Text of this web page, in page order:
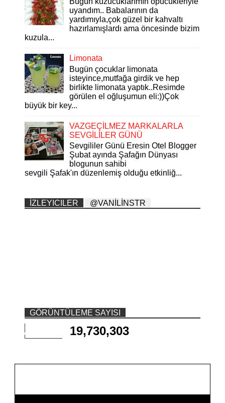
uyandım.. Babalarının da
yardımıyla,çok güzel bir kahvaltı
hazırlamışlardı ama öncesinde bizim
kuzula...
Limonata
Bugün çocuklar limonata
isteyince,mutfağa girdik ve hep
birlikte limonata yaptık..Resimde
görülen el oğluşumun eli:))Çok
büyük bir key...
VAZGEÇİLMEZ MARKALARLA
SEVGİLİLER GÜNÜ
Sevgililer Günü Eresin Otel Blogger
Şubat ayında Şafağın Dünyası
blogunun sahibi
sevgili Şafak'ın düzenlemiş olduğu etkinliğ...
İZLEYICILER @VANİLİNSTR
GÖRÜNTÜLEME SAYISI
19,730,303